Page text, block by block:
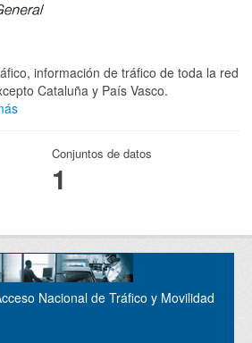
información de tráfico de toda la red
Cataluña y País Vasco.
Conjuntos de datos
1
Nacional de Tráfico y Movilidad